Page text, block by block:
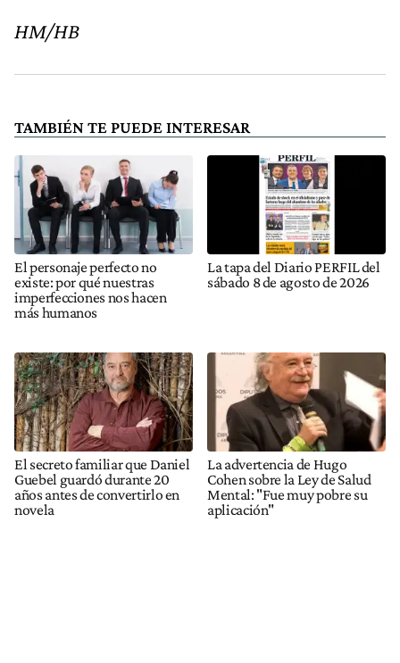
HM/HB
TAMBIÉN TE PUEDE INTERESAR
El personaje perfecto no
existe: por qué nuestras
imperfecciones nos hacen
más humanos
La tapa del Diario PERFIL del
sábado 8 de agosto de 2026
El secreto familiar que Daniel
Guebel guardó durante 20
años antes de convertirlo en
novela
La advertencia de Hugo
Cohen sobre la Ley de Salud
Mental: "Fue muy pobre su
aplicación"